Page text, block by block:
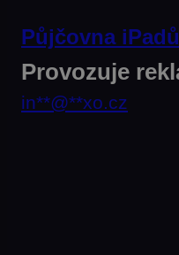
Půjčovna iPadů
Provozuje
in**@**xo.cz